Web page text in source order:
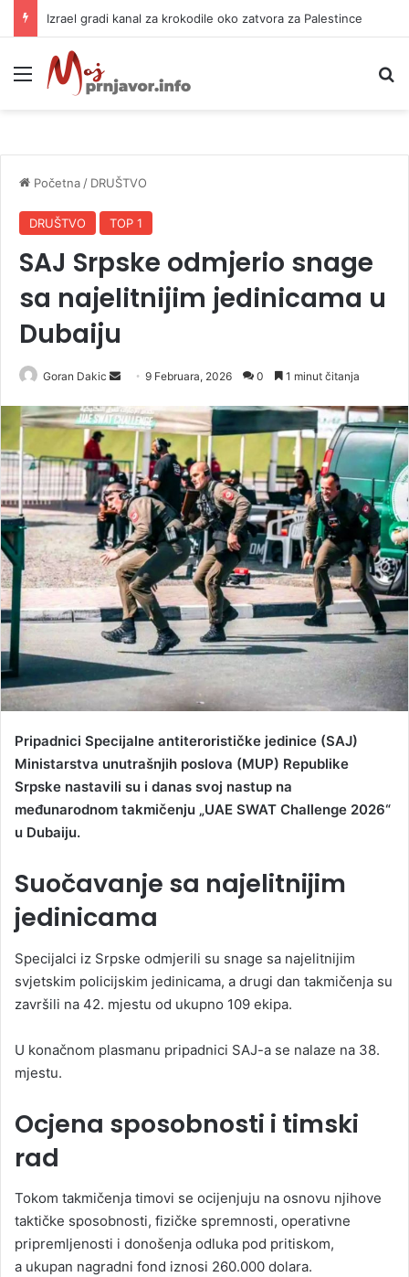
Izrael gradi kanal za krokodile oko zatvora za Palestince
Meni
Početna / DRUŠTVO
DRUŠTVO TOP 1
SAJ Srpske odmjerio snage
sa najelitnijim jedinicama u
Dubaiju
Goran Dakic
n
a
n
e
m
a
i
l
9 Februara, 2026 0 1 minut čitanja
Pripadnici Specijalne antiterorističke jedinice (SAJ)
Ministarstva unutrašnjih poslova (MUP) Republike
Srpske nastavili su i danas svoj nastup na
međunarodnom takmičenju „UAE SWAT Challenge 2026“
u Dubaiju.
Suočavanje sa najelitnijim
jedinicama
Specijalci iz Srpske odmjerili su snage sa najelitnijim
svjetskim policijskim jedinicama, a drugi dan takmičenja su
završili na 42. mjestu od ukupno 109 ekipa.
U konačnom plasmanu pripadnici SAJ-a se nalaze na 38.
mjestu.
Ocjena sposobnosti i timski
rad
Tokom takmičenja timovi se ocijenjuju na osnovu njihove
taktičke sposobnosti, fizičke spremnosti, operativne
pripremljenosti i donošenja odluka pod pritiskom,
a ukupan nagradni fond iznosi 260.000 dolara.